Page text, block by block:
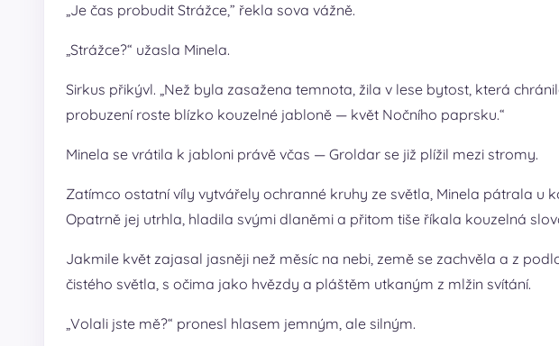
„Je čas probudit Strážce,” řekla sova vážně.
„Strážce?“ užasla Minela.
Sirkus přikývl. „Než byla zasažena temnota, žila v lese bytost, která
probuzení roste blízko kouzelné jabloně — květ Nočního paprsku.“
Minela se vrátila k jabloni právě včas — Groldar se již plížil mezi stromy.
Zatímco ostatní víly vytvářely ochranné kruhy ze světla, Minela pátrala
Opatrně jej utrhla, hladila svými dlaněmi a přitom tiše říkala kouzelná
Jakmile květ zajasal jasněji než měsíc na nebi, země se zachvěla a z
čistého světla, s očima jako hvězdy a pláštěm utkaným z mlžin svítání.
„Volali jste mě?“ pronesl hlasem jemným, ale silným.